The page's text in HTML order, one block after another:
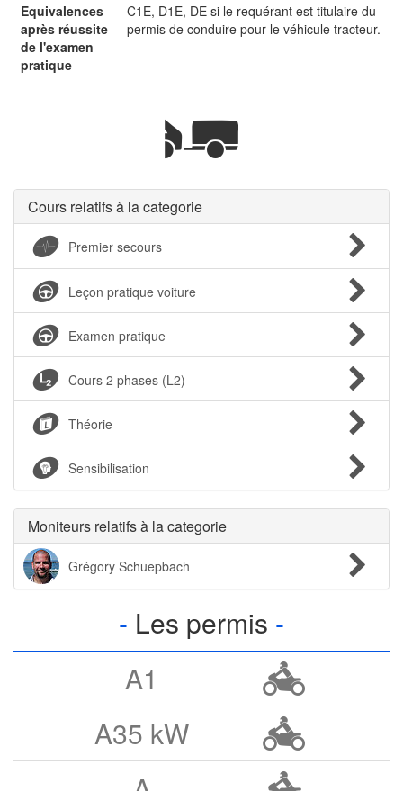
Equivalences
après réussite
de l'examen
pratique
C1E, D1E, DE si le requérant est titulaire du
permis de conduire pour le véhicule tracteur.
Cours relatifs à la categorie
Premier secours
Leçon pratique voiture
Examen pratique
Cours 2 phases (L2)
Théorie
Sensibilisation
Moniteurs relatifs à la categorie
Grégory Schuepbach
Les permis
A1
A35 kW